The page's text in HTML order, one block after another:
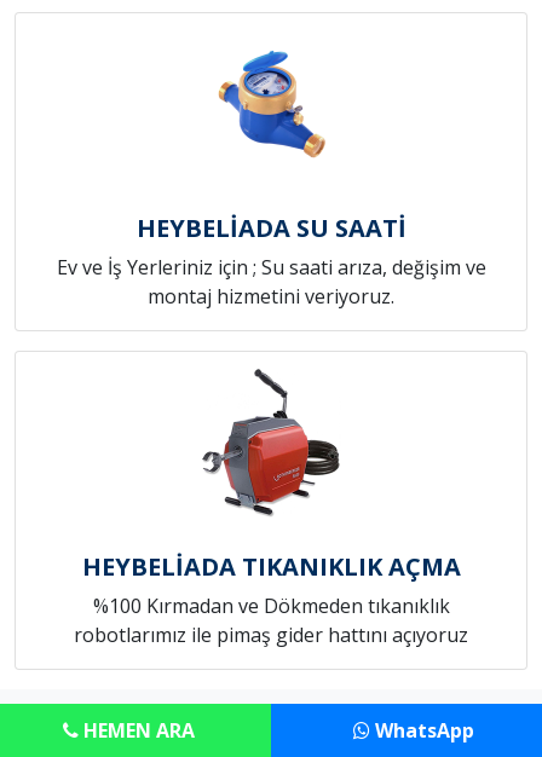
HEYBELİADA SU SAATİ
Ev ve İş Yerleriniz için ; Su saati arıza, değişim ve
montaj hizmetini veriyoruz.
HEYBELİADA TIKANIKLIK AÇMA
%100 Kırmadan ve Dökmeden tıkanıklık
robotlarımız ile pimaş gider hattını açıyoruz
HEMEN ARA WhatsApp
Copyright © Anadolu Tesisat Servisi